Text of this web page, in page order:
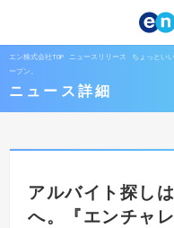
エン株式会社TOP ニュースリリース
ちょっとい
ープン。
ニュース詳細
アルバイト探し
へ。
『エンチャ